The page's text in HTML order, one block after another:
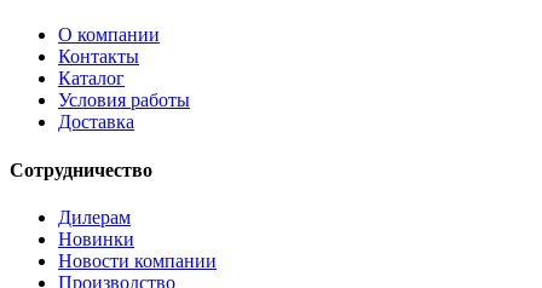
О компании
Контакты
Каталог
Условия работы
Доставка
Сотрудничество
Дилерам
Новинки
Новости компании
Производство